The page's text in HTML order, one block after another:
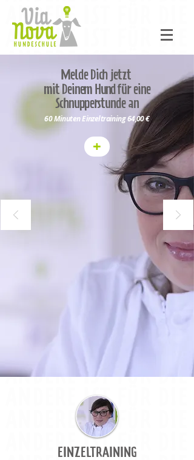
Melde Dich jetzt
mit Deinem Hund für eine
Schnupperstunde an
60 Minuten Einzeltraining 64,00 €
+
EINZELTRAINING